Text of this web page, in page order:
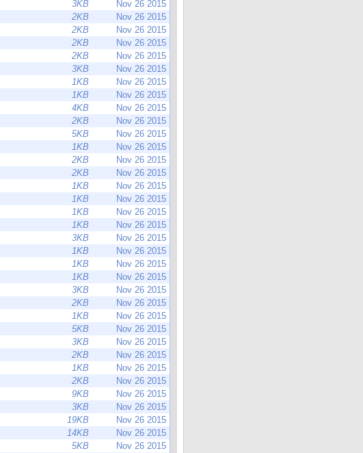
3KB
Nov 26 2015
2KB
Nov 26 2015
2KB
Nov 26 2015
2KB
Nov 26 2015
2KB
Nov 26 2015
3KB
Nov 26 2015
1KB
Nov 26 2015
1KB
Nov 26 2015
4KB
Nov 26 2015
2KB
Nov 26 2015
5KB
Nov 26 2015
1KB
Nov 26 2015
2KB
Nov 26 2015
2KB
Nov 26 2015
1KB
Nov 26 2015
1KB
Nov 26 2015
1KB
Nov 26 2015
1KB
Nov 26 2015
3KB
Nov 26 2015
1KB
Nov 26 2015
1KB
Nov 26 2015
1KB
Nov 26 2015
3KB
Nov 26 2015
2KB
Nov 26 2015
1KB
Nov 26 2015
5KB
Nov 26 2015
3KB
Nov 26 2015
2KB
Nov 26 2015
1KB
Nov 26 2015
2KB
Nov 26 2015
9KB
Nov 26 2015
3KB
Nov 26 2015
19KB
Nov 26 2015
14KB
Nov 26 2015
5KB
Nov 26 2015